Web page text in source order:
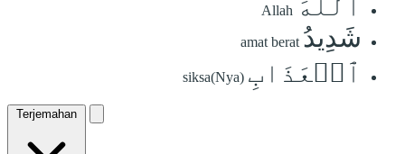
Allah
شَدِيدُ amat berat
ٱلۡعَذَابِ siksa(Nya)
Terjemahan